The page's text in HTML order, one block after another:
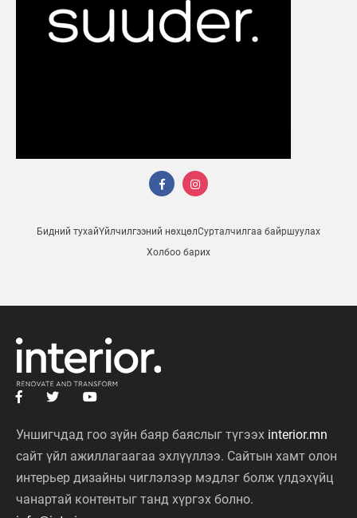
Бидний тухайҮйлчилгээний нөхцөлСурталчилгаа байршуулах
Холбоо барих
Уншигчдад гоо зүйн баяр баяслыг түгээх interior.mn
сайт үйл ажиллагаагаа эхлүүллээ. Сайтын хамт олон
интерьер дизайны чиглэлээр мэдлэг болж үлдэхүйц
чанартай контентыг танд хүргэх болно.